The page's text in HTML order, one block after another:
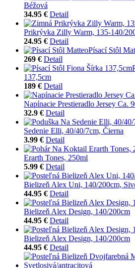
Béžová
34.95 € Detail
Prikrývka Zilly Warm, 135-140/
24.95 € Detail
Písací Stôl
269 € Detail
137,5cm
189 € Detail
Napínacie Prestieradlo Jersey Ca.
32.9 € Detail
Sedenie Elli, 40/40/7cm, Čierna
3.99 € Detail
Erarth Tones, 250ml
5.99 € Detail
Bielizeň Alex Uni, 140/200cm,
44.95 € Detail
Bielizeň Alex Design, 140/200cm
44.95 € Detail
Bielizeň Alex Design, 140/200cm
44.95 € Detail